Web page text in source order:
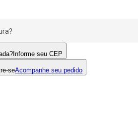
Informe seu CEP
seAcompanhe seu pedido